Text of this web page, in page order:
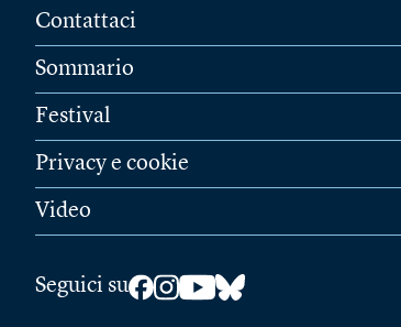
Contattaci
Sommario
Festival
Privacy e cookie
Video
Seguici su